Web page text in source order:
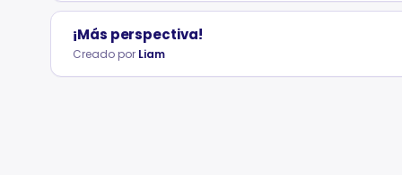
¡Más perspectiva!
Creado por Liam